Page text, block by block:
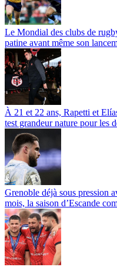
Le Mondial des clubs de
patine avant même son
À 21 et 22 ans, Rapetti et
test grandeur nature pour les
Grenoble déjà sous pression
mois, la saison d’Escande